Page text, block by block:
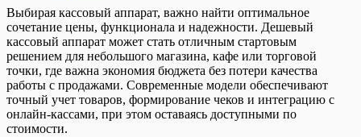
Выбирая кассовый аппарат, важно найти оптимальное
сочетание цены, функционала и надежности. Дешевый
кассовый аппарат может стать отличным стартовым
решением для небольшого магазина, кафе или торговой
точки, где важна экономия бюджета без потери качества
работы с продажами. Современные модели обеспечивают
точный учет товаров, формирование чеков и интеграцию с
онлайн-кассами, при этом оставаясь доступными по
стоимости.